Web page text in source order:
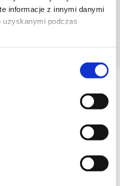
informacje z innymi danymi
uzyskanymi podczas